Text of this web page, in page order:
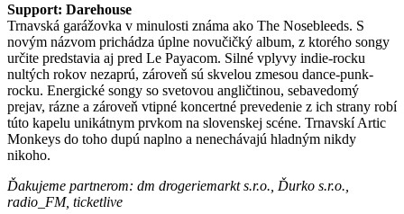
Support: Darehouse
Trnavská garážovka v minulosti známa ako The Nosebleeds. S
novým názvom prichádza úplne novučičký album, z ktorého songy
určite predstavia aj pred Le Payacom. Silné vplyvy indie-rocku
nultých rokov nezaprú, zároveň sú skvelou zmesou dance-punk-
rocku. Energické songy so svetovou angličtinou, sebavedomý
prejav, rázne a zároveň vtipné koncertné prevedenie z ich strany robí
túto kapelu unikátnym prvkom na slovenskej scéne. Trnavskí Artic
Monkeys do toho dupú naplno a nenechávajú hladným nikdy
nikoho.
Ďakujeme partnerom: dm drogeriemarkt s.r.o., Ďurko s.r.o.,
radio_FM, ticketlive